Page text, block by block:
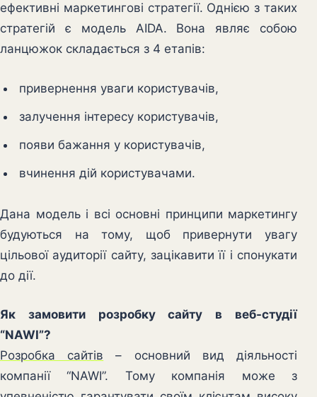
ефективні маркетингові стратегії. Однією з таких
стратегій є модель AIDA. Вона являє собою
ланцюжок складається з 4 етапів:
привернення уваги користувачів,
залучення інтересу користувачів,
появи бажання у користувачів,
вчинення дій користувачами.
Дана модель і всі основні принципи маркетингу
будуються на тому, щоб привернути увагу
цільової аудиторії сайту, зацікавити її і спонукати
до дії.
Як замовити розробку сайту в веб-студії
“NAWI”?
Розробка сайтів – основний вид діяльності
компанії “NAWI”. Тому компанія може з